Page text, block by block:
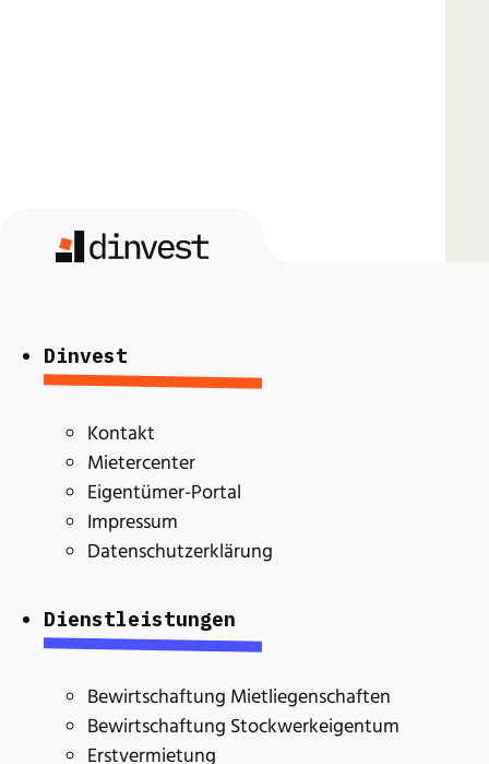
Dinvest
Kontakt
Mietercenter
Eigentümer-Portal
Impressum
Datenschutzerklärung
Dienstleistungen
Bewirtschaftung Mietliegenschaften
Bewirtschaftung Stockwerkeigentum
Erstvermietung